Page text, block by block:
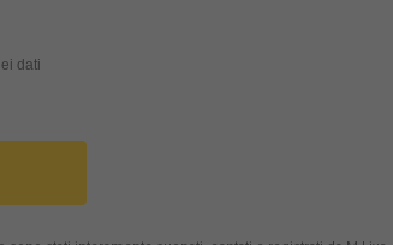
dati